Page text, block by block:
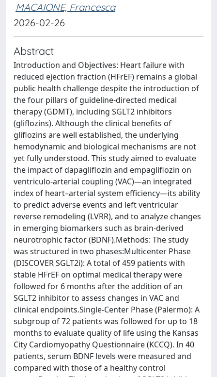
MACAIONE, Francesca
2026-02-26
Abstract
Introduction and Objectives: Heart failure with
reduced ejection fraction (HFrEF) remains a global
public health challenge despite the introduction of
the four pillars of guideline-directed medical
therapy (GDMT), including SGLT2 inhibitors
(gliflozins). Although the clinical benefits of
gliflozins are well established, the underlying
hemodynamic and biological mechanisms are not
yet fully understood. This study aimed to evaluate
the impact of dapagliflozin and empagliflozin on
ventriculo-arterial coupling (VAC)—an integrated
index of heart–arterial system efficiency—its ability
to predict adverse events and left ventricular
reverse remodeling (LVRR), and to analyze changes
in emerging biomarkers such as brain-derived
neurotrophic factor (BDNF).Methods: The study
was structured in two phases:Multicenter Phase
(DISCOVER SGLT2i): A total of 459 patients with
stable HFrEF on optimal medical therapy were
followed for 6 months after the addition of an
SGLT2 inhibitor to assess changes in VAC and
clinical endpoints.Single-Center Phase (Palermo): A
subgroup of 72 patients was followed for up to 18
months to evaluate quality of life using the Kansas
City Cardiomyopathy Questionnaire (KCCQ). In 40
patients, serum BDNF levels were measured and
compared with those of a healthy control